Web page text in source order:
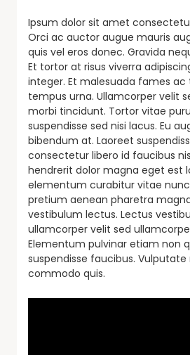
Ipsum dolor sit amet
Orci ac auctor augue mauris
quis vel eros donec. Gravida
Et tortor at risus viverra
integer. Et malesuada fames ac
tempus urna. Ullamcorper velit
morbi tincidunt. Tortor vitae
suspendisse sed nisi lacus. Eu
bibendum at. Laoreet
consectetur libero id faucibus
hendrerit dolor magna eget est
elementum curabitur vitae
pretium aenean pharetra
vestibulum lectus. Lectus
ullamcorper velit sed
Elementum pulvinar etiam non
suspendisse faucibus.
commodo quis.